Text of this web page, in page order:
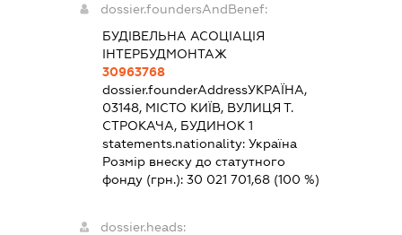
dossier.foundersAndBenef:
БУДІВЕЛЬНА АСОЦІАЦІЯ
ІНТЕРБУДМОНТАЖ
30963768
dossier.founderAddressУКРАЇНА,
03148, МІСТО КИЇВ, ВУЛИЦЯ Т.
СТРОКАЧА, БУДИНОК 1
statements.nationality:Україна
Розмір внеску до статутного
фонду (грн.):30 021 701,68 (100 %)
dossier.heads: